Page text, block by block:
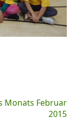
Monats Februar
2015